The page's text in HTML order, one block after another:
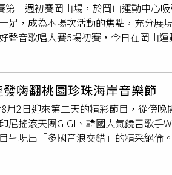
三週初賽岡山場，於岡山運動中心
足，成為本場次活動的焦點，充分展
聲音歌唱大賽5場初賽，今日在岡山
劉洛克擔任本場主評，提醒長輩們比
賽僅僅就差在毫釐之間，鼓勵在座
下前三名，65歲至未滿80歲的「活力
總決賽的門票。活力長青組第一名
，於仁武國小旁活動中心(仁武區中
關活動時間地點訊息，請洽高雄市政
嗨翻桃園珍珠海岸音樂節
月2日迎來第二天的精彩節目，從傍
尼搖滾天團GIGI、韓國人氣饒舌歌
呈現出「多國音浪交錯」的精采絕倫
歌手活動，並首次造訪台灣，挑戰桃
有感染力的歌聲征服現場觀眾，成